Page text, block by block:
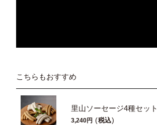
こちらもおすすめ
里山ソーセージ4種セット
3,240 税込